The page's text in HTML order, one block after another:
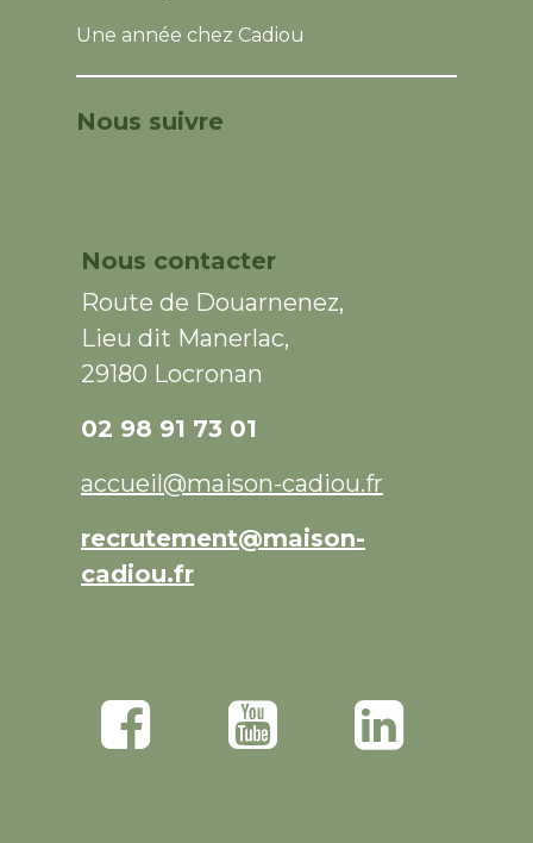
Une année chez Cadiou
Nous suivre
Nous contacter
Route de Douarnenez,
Lieu dit Manerlac,
29180 Locronan
02 98 91 73 01
accueil@maison-cadiou.fr
recrutement@maison-
cadiou.fr